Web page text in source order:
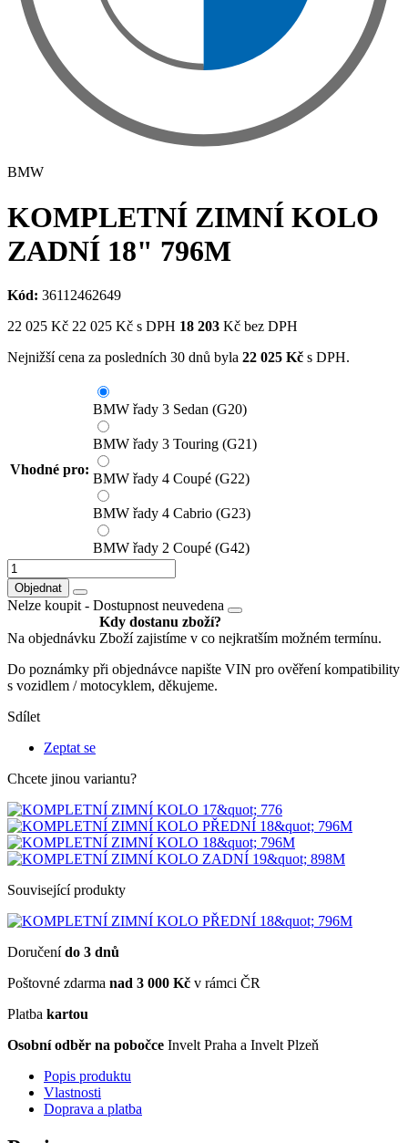
BMW
KOMPLETNÍ ZIMNÍ KOLO
ZADNÍ 18" 796M
Kód: 36112462649
22 025 Kč 22 025 Kč s DPH 18 203 Kč bez DPH
Nejnižší cena za posledních 30 dnů byla 22 025 Kč s DPH.
Vhodné pro:
BMW řady 3 Sedan (G20)
BMW řady 3 Touring (G21)
BMW řady 4 Coupé (G22)
BMW řady 4 Cabrio (G23)
BMW řady 2 Coupé (G42)
Objednat
Nelze koupit - Dostupnost neuvedena
Na objednávku
Kdy dostanu zboží?
Zboží zajistíme v co nejkratším možném termínu.
Do poznámky při objednávce napište VIN pro ověření kompatibility
s vozidlem / motocyklem, děkujeme.
Sdílet
Zeptat se
Chcete jinou variantu?
Související produkty
Doručenído 3 dnů
Poštovné zdarma nad 3 000 Kč v rámci ČR
Platba kartou
Osobní odběr na pobočce Invelt Praha a Invelt Plzeň
Popis produktu
Vlastnosti
Doprava a platba